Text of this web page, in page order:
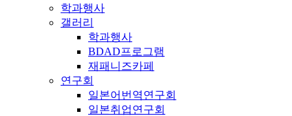
학과행사
갤러리
학과행사
BDAD프로그램
재패니즈카페
연구회
일본어번역연구회
일본취업연구회